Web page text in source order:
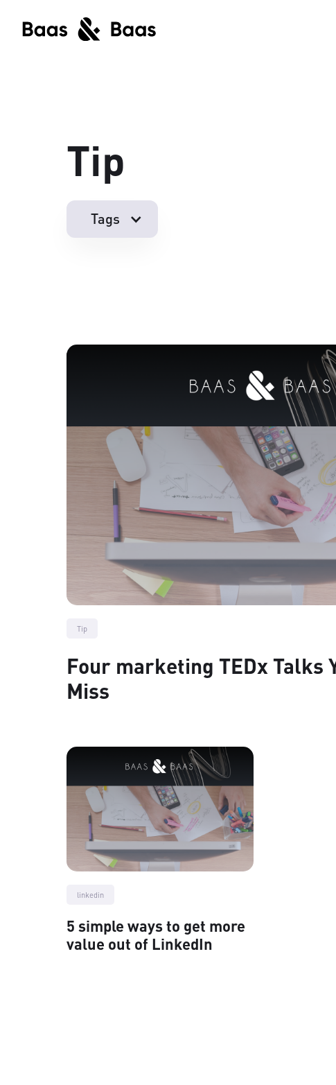
Tip
Tags
Tip
Four marketing TEDx Talks
Miss
linkedin
5 simple ways to get more
value out of LinkedIn